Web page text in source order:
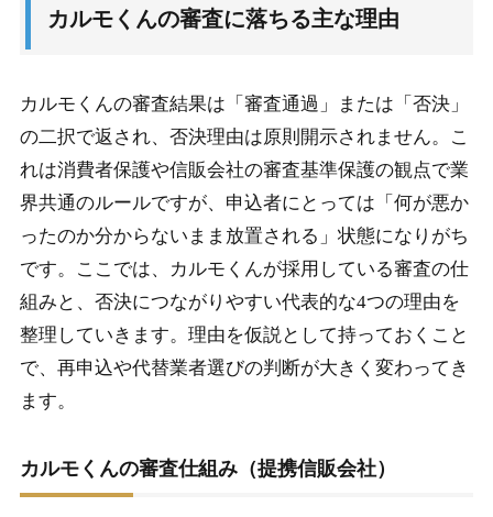
1-2. 落ちる理由①信用情報のキズ
1-5. 落ちる理由④もらえるプラン選択時の追加審査
2. カルモくん審査落ちた時の対策と代替業者
2-1. 落ちた直後にやるべき3つのアクション
2-3. 代替業者比較（オリコで乗ーる・ニコノリ等）
まとめ：カルモくん審査落ちの対処と次の選択肢
カルモくんの審査に落ちる主な理由
カルモくんの審査結果は「審査通過」または「否決」
の二択で返され、否決理由は原則開示されません。こ
れは消費者保護や信販会社の審査基準保護の観点で業
界共通のルールですが、申込者にとっては「何が悪か
ったのか分からないまま放置される」状態になりがち
です。ここでは、カルモくんが採用している審査の仕
組みと、否決につながりやすい代表的な4つの理由を
整理していきます。理由を仮説として持っておくこと
で、再申込や代替業者選びの判断が大きく変わってき
ます。
カルモくんの審査仕組み（提携信販会社）